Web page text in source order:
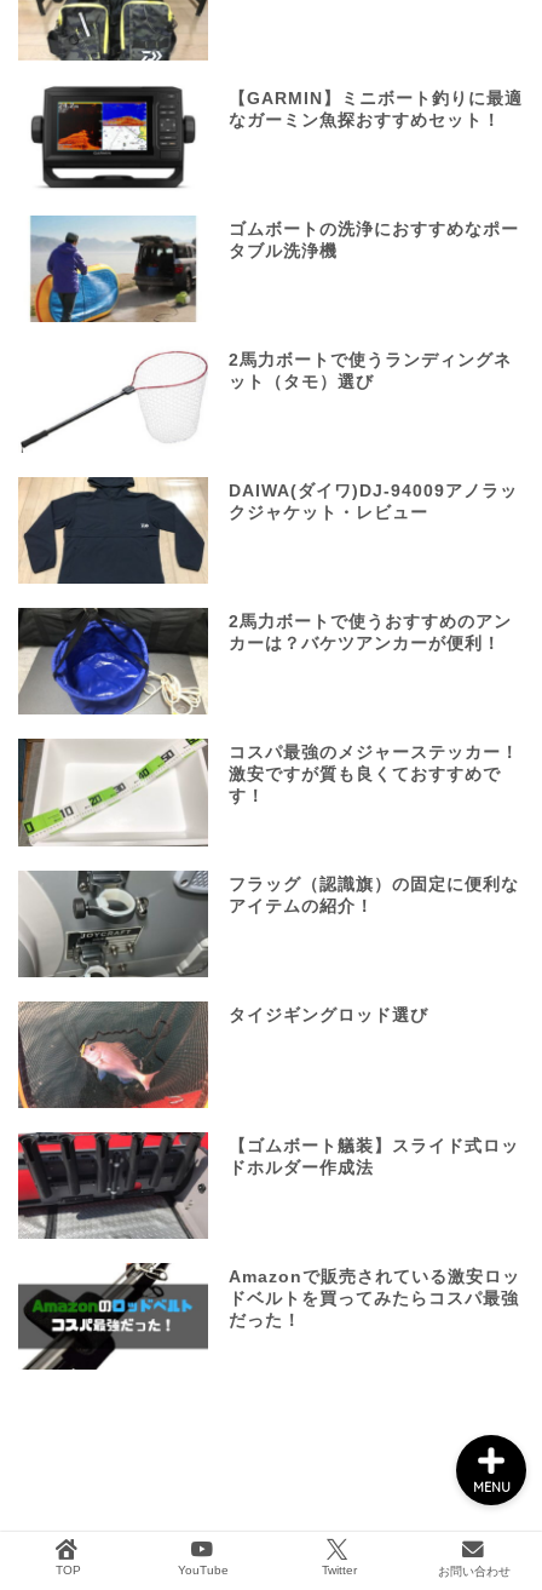
【GARMIN】ミニボート釣りに最適
なガーミン魚探おすすめセット！
ゴムボートの洗浄におすすめなポー
タブル洗浄機
2馬力ボートで使うランディングネ
ット（タモ）選び
DAIWA(ダイワ)DJ-94009アノラッ
クジャケット・レビュー
2馬力ボートで使うおすすめのアン
カーは？バケツアンカーが便利！
コスパ最強のメジャーステッカー！
激安ですが質も良くておすすめで
す！
フラッグ（認識旗）の固定に便利な
アイテムの紹介！
タイジギングロッド選び
【ゴムボート艤装】スライド式ロッ
ドホルダー作成法
Amazonで販売されている激安ロッ
ドベルトを買ってみたらコスパ最強
だった！
TOP YouTube Twitter お問い合わせ
MENU
船外機メンテナンス
2馬力ボート釣り